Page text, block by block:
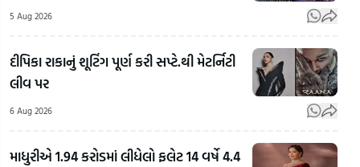
5 Aug 2026
દીપિકા રાકાનું શૂટિંગ પૂર્ણ કરી સપ્ટે.થી મેટર્નિટી
લીવ પર
6 Aug 2026
માધુરીએ 1.94 કરોડમાં લીધેલો ફલેટ 14 વર્ષે 4.4
ગુજરાતમાં
મહોલ્લામાં